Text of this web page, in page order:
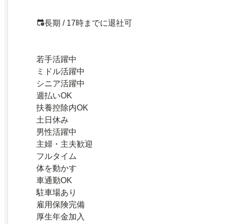
長期 / 17時までに退社可
若手活躍中
ミドル活躍中
シニア活躍中
週払いOK
扶養控除内OK
土日休み
男性活躍中
主婦・主夫歓迎
フルタイム
体を動かす
車通勤OK
駐車場あり
雇用保険完備
厚生年金加入